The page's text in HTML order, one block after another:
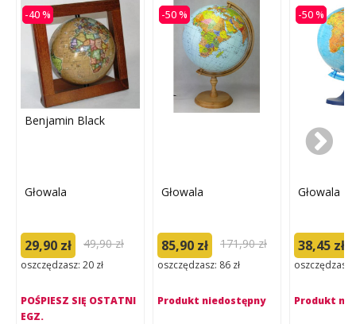
-40 %
Benjamin Black
Głowala
29,90 zł 49,90 zł
oszczędzasz: 20 zł
POŚPIESZ SIĘ OSTATNI
EGZ.
-50 %
Głowala
85,90 zł 171,90 zł
oszczędzasz: 86 zł
Produkt niedostępny
-50 %
Głowala
38,45 zł
oszczędzasz:
Produkt